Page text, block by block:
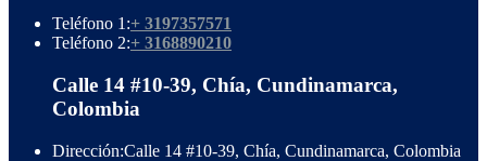
Teléfono 1:+ 3197357571
Teléfono 2:+ 3168890210
Calle 14 #10-39, Chía, Cundinamarca,
Colombia
Dirección:Calle 14 #10-39, Chía, Cundinamarca, Colombia